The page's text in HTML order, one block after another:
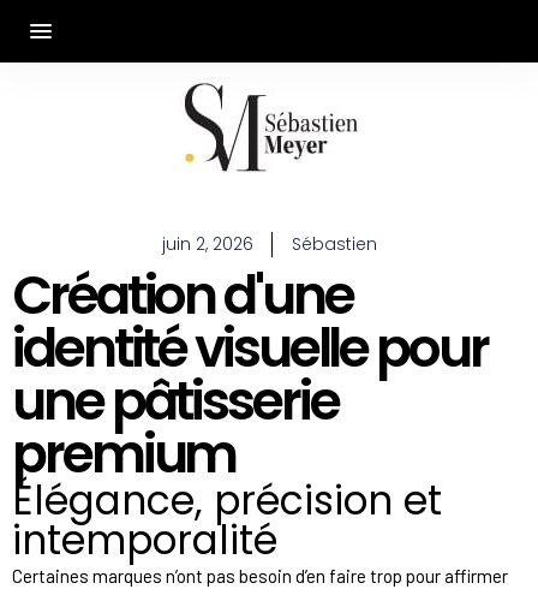
juin 2, 2026 Sébastien
Création d'une
identité visuelle pour
une pâtisserie
premium
Élégance, précision et
intemporalité
Certaines marques n’ont pas besoin d’en faire trop pour affirmer